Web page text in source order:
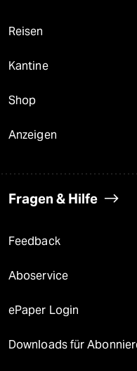
Reisen
Kantine
Shop
Anzeigen
Fragen & Hilfe
Feedback
Aboservice
ePaper Login
Downloads für